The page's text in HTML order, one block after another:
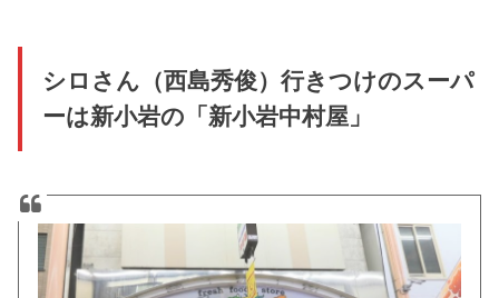
シロさん（西島秀俊）行きつけのスーパ
ーは新小岩の「新小岩中村屋」